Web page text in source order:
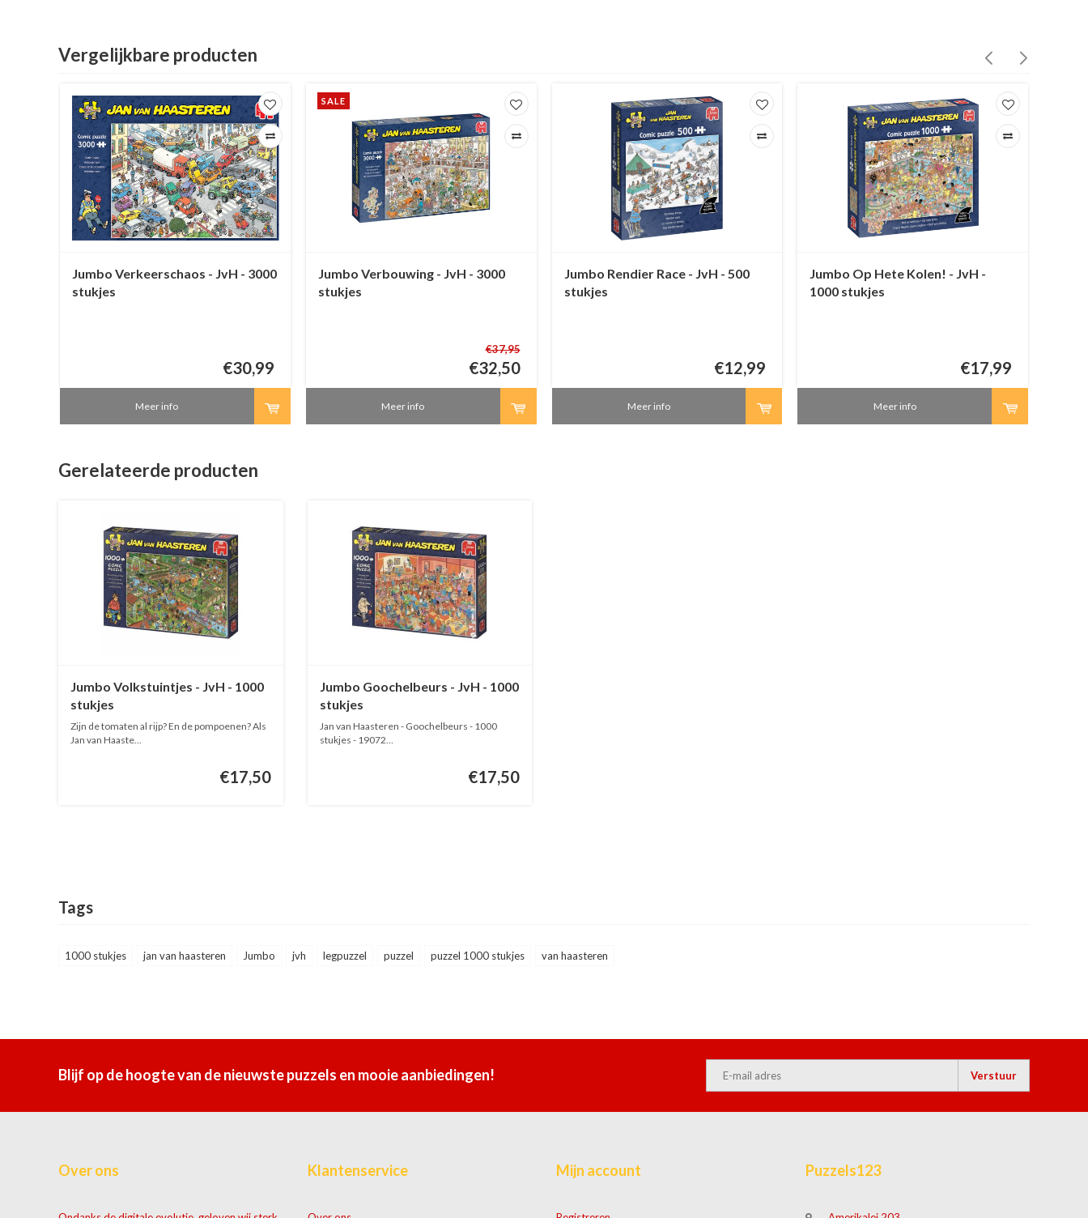
Vergelijkbare producten
Jumbo Verkeerschaos - JvH - 3000
stukjes
€30,99
Meer info
SALE
Jumbo Verbouwing - JvH - 3000
stukjes
€37,95
€32,50
Meer info
Jumbo Rendier Race - JvH - 500
stukjes
€12,99
Meer info
Jumbo Op Hete Kolen! - JvH -
1000 stukjes
€17,99
Meer info
Gerelateerde producten
Jumbo Volkstuintjes - JvH - 1000
stukjes
Zijn de tomaten al rijp? En de pompoenen? Als
Jan van Haaste...
€17,50
Jumbo Goochelbeurs - JvH - 1000
stukjes
Jan van Haasteren - Goochelbeurs - 1000
stukjes - 19072
€17,50
Tags
1000 stukjes jan van haasteren Jumbo jvh legpuzzel puzzel puzzel 1000 stukjes van haasteren
Blijf op de hoogte van de nieuwste puzzels en mooie aanbiedingen! Verstuur
Over ons Klantenservice Mijn account Puzzels123